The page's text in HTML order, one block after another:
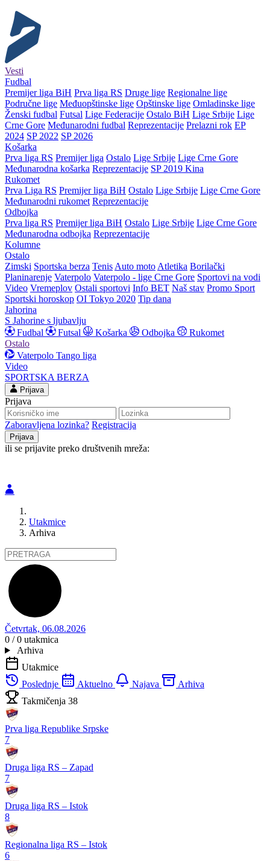
Vesti
Fudbal
Premijer liga BiH Prva liga RS Druge lige Regionalne lige
Područne lige Međuopštinske lige Opštinske lige Omladinske lige
Ženski fudbal Futsal Lige Federacije Ostalo BiH Lige Srbije Lige
Crne Gore Međunarodni fudbal Reprezentacije Prelazni rok EP
2024 SP 2022 SP 2026
Košarka
Prva liga RS Premijer liga Ostalo Lige Srbije Lige Crne Gore
Međunarodna košarka Reprezentacije SP 2019 Kina
Rukomet
Prva Liga RS Premijer liga BiH Ostalo Lige Srbije Lige Crne Gore
Međunarodni rukomet Reprezentacije
Odbojka
Prva liga RS Premijer liga BiH Ostalo Lige Srbije Lige Crne Gore
Međunarodna odbojka Reprezentacije
Kolumne
Ostalo
Zimski Sportska berza Tenis Auto moto Atletika Borilački
Planinarenje Vaterpolo Vaterpolo - lige Crne Gore Sportovi na vodi
Video Vremeplov Ostali sportovi Info BET Naš stav Promo Sport
Sportski horoskop OI Tokyo 2020 Tip dana
Jahorina
S Jahorine s ljubavlju
Fudbal
Futsal Košarka Odbojka
Rukomet
Ostalo
Vaterpolo Tango liga
Video
SPORTSKA BERZA
Prijava
Prijava
Zaboravljena lozinka? Registracija
ili se prijavite preko društvenih mreža:
Utakmice
Arhiva
Četvrtak, 06.08.2026
0 / 0 utakmica
Arhiva
Utakmice
Poslednje
Aktuelno Najava
Arhiva
Takmičenja 38
Prva liga Republike Srpske
7
Druga liga RS – Zapad
7
Druga liga RS – Istok
8
Regionalna liga RS – Istok
6